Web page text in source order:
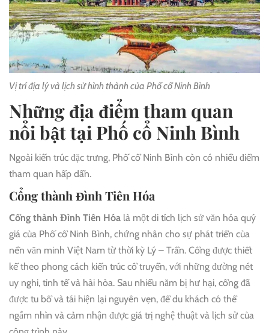
Vị trí địa lý và lịch sử hình thành của Phố cổ Ninh Bình
Những địa điểm tham quan
nổi bật tại Phố cổ Ninh Bình
Ngoài kiến trúc đặc trưng, Phố cổ Ninh Bình còn có nhiều điểm
tham quan hấp dẫn.
Cổng thành Đình Tiên Hóa
Cổng thành Đình Tiên Hóa là một di tích lịch sử văn hóa quý
giá của Phố cổ Ninh Bình, chứng nhân cho sự phát triển của
nền văn minh Việt Nam từ thời kỳ Lý – Trần. Cổng được thiết
kế theo phong cách kiến trúc cổ truyền, với những đường nét
uy nghi, tinh tế và hài hòa. Sau nhiều năm bị hư hại, cổng đã
được tu bổ và tái hiện lại nguyên vẹn, để du khách có thể
ngắm nhìn và cảm nhận được giá trị nghệ thuật và lịch sử của